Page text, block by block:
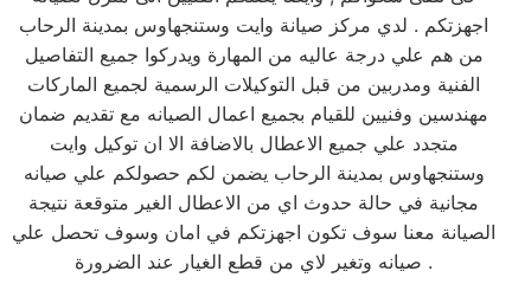
اجهزتكم . لدي مركز صيانة وايت وستنجهاوس بمدينة الرحاب
من هم علي درجة عاليه من المهارة ويدركوا جميع التفاصيل
الفنية ومدربين من قبل التوكيلات الرسمية لجميع الماركات
مهندسين وفنيين للقيام بجميع اعمال الصيانه مع تقديم ضمان
متجدد علي جميع الاعطال بالاضافة الا ان توكيل وايت
وستنجهاوس بمدينة الرحاب يضمن لكم حصولكم علي صيانه
مجانية في حالة حدوث اي من الاعطال الغير متوقعة نتيجة
الصيانة معنا سوف تكون اجهزتكم في امان وسوف تحصل علي
صيانه وتغير لاي من قطع الغيار عند الضرورة .